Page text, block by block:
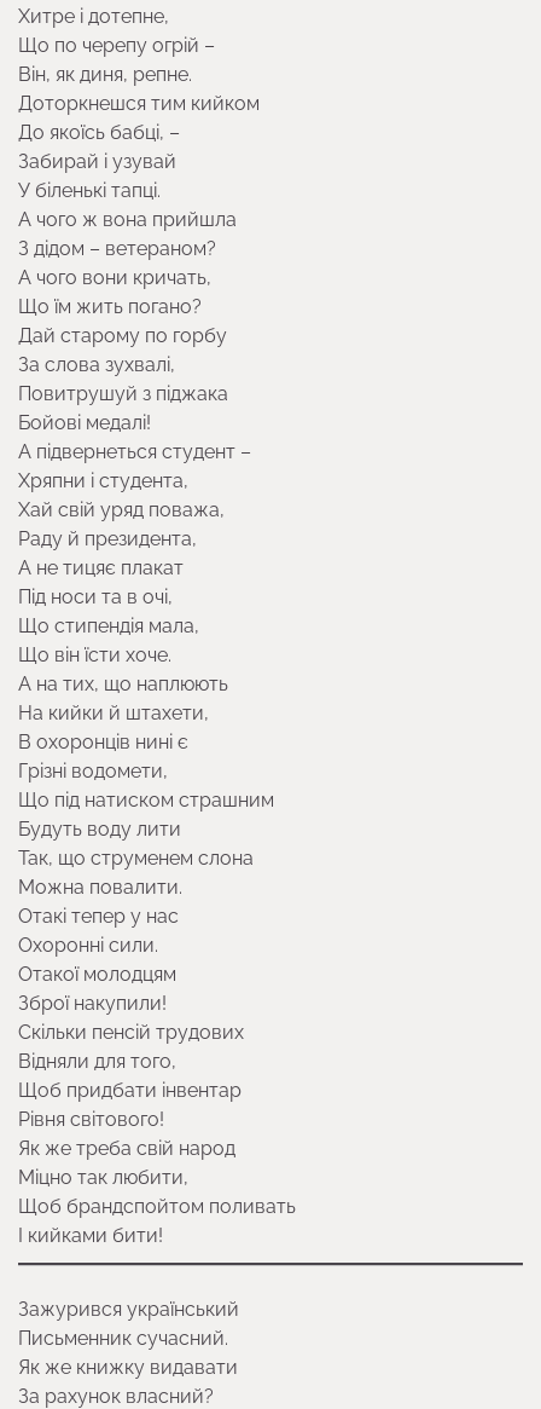
Хитре і дотепне,
Що по черепу огрій –
Він, як диня, репне.
Доторкнешся тим кийком
До якоїсь бабці, –
Забирай і узувай
У біленькі тапці.
А чого ж вона прийшла
З дідом – ветераном?
А чого вони кричать,
Що їм жить погано?
Дай старому по горбу
За слова зухвалі,
Повитрушуй з піджака
Бойові медалі!
А підвернеться студент –
Хряпни і студента,
Хай свій уряд поважа,
Раду й президента,
А не тицяє плакат
Під носи та в очі,
Що стипендія мала,
Що він їсти хоче.
А на тих, що наплюють
На кийки й штахети,
В охоронців нині є
Грізні водомети,
Що під натиском страшним
Будуть воду лити
Так, що струменем слона
Можна повалити.
Отакі тепер у нас
Охоронні сили.
Отакої молодцям
Зброї накупили!
Скільки пенсій трудових
Відняли для того,
Щоб придбати інвентар
Рівня світового!
Як же треба свій народ
Міцно так любити,
Щоб брандспойтом поливать
І кийками бити!
Зажурився український
Письменник сучасний.
Як же книжку видавати
За рахунок власний?